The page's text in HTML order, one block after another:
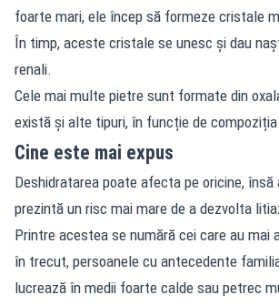
foarte mari, ele încep să formeze cristale
În timp, aceste cristale se unesc și dau
renali.
Cele mai multe pietre sunt formate din
există și alte tipuri, în funcție de
Cine este mai expus
Deshidratarea poate afecta pe oricine, însă
prezintă un risc mai mare de a dezvolta
Printre acestea se numără cei care au mai
în trecut, persoanele cu antecedente
lucrează în medii foarte calde sau petrec